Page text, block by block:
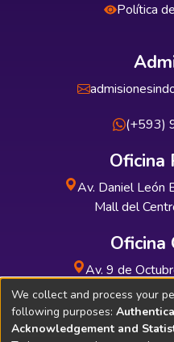
Política
(+593)
Oficina
Av. Daniel León
Mall del
Oficina
Av. 9 de
We collect and process your
following purposes:
Acknowledgement and